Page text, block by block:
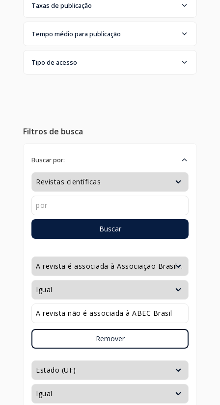
Taxas de publicação
Tempo médio para publicação
Tipo de acesso
Filtros de busca
Buscar por:
Buscar
Remover